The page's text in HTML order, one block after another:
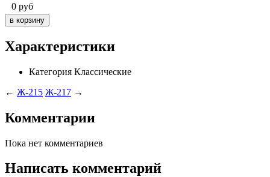
0 руб
Характеристики
Категория Классические
← Ж-215 Ж-217 →
Комментарии
Пока нет комментариев
Написать комментарий